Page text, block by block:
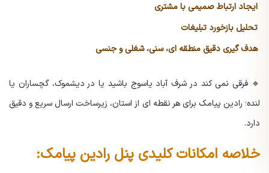
ایجاد ارتباط صمیمی با مشتری
تحلیل بازخورد تبلیغات
هدف گیری دقیق منطقه ای، سنی، شغلی و جنسی
🔹 فرقی نمی کند در شرف آباد یاسوج باشید یا در دیشموک، گچساران یا
لنده؛ رادین پیامک برای هر نقطه ای از استان، زیرساخت ارسال سریع و دقیق
دارد.
خلاصه امکانات کلیدی پنل رادین پیامک: